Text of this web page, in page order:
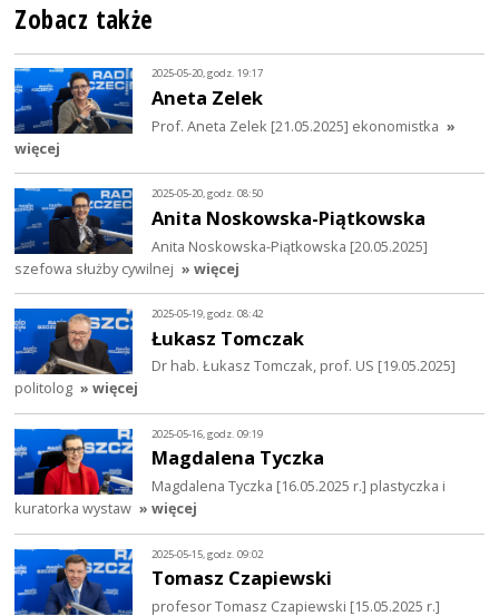
Zobacz także
2025-05-20, godz. 19:17
Aneta Zelek
Prof. Aneta Zelek [21.05.2025] ekonomistka »
więcej
2025-05-20, godz. 08:50
Anita Noskowska-Piątkowska
Anita Noskowska-Piątkowska [20.05.2025]
szefowa służby cywilnej » więcej
2025-05-19, godz. 08:42
Łukasz Tomczak
Dr hab. Łukasz Tomczak, prof. US [19.05.2025]
politolog » więcej
2025-05-16, godz. 09:19
Magdalena Tyczka
Magdalena Tyczka [16.05.2025 r.] plastyczka i
kuratorka wystaw » więcej
2025-05-15, godz. 09:02
Tomasz Czapiewski
profesor Tomasz Czapiewski [15.05.2025 r.]